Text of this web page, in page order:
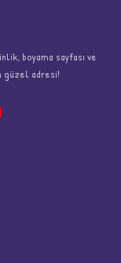
boyama sayfası ve
güzel adresi!